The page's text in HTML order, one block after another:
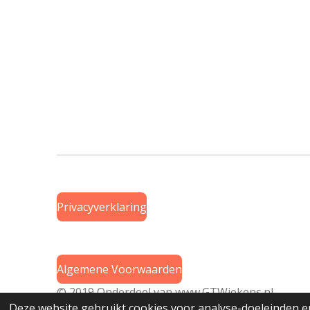
Privacyverklaring
Algemene Voorwaarden
© 2019 Onderdeel vanwww.GTWiekens.nl